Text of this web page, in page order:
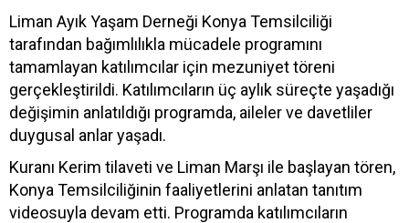
Liman Ayık Yaşam Derneği Konya Temsilciliği
tarafından bağımlılıkla mücadele programını
tamamlayan katılımcılar için mezuniyet töreni
gerçekleştirildi. Katılımcıların üç aylık süreçte yaşadığı
değişimin anlatıldığı programda, aileler ve davetliler
duygusal anlar yaşadı.
Kuranı Kerim tilaveti ve Liman Marşı ile başlayan tören,
Konya Temsilciliğinin faaliyetlerini anlatan tanıtım
videosuyla devam etti. Programda katılımcıların